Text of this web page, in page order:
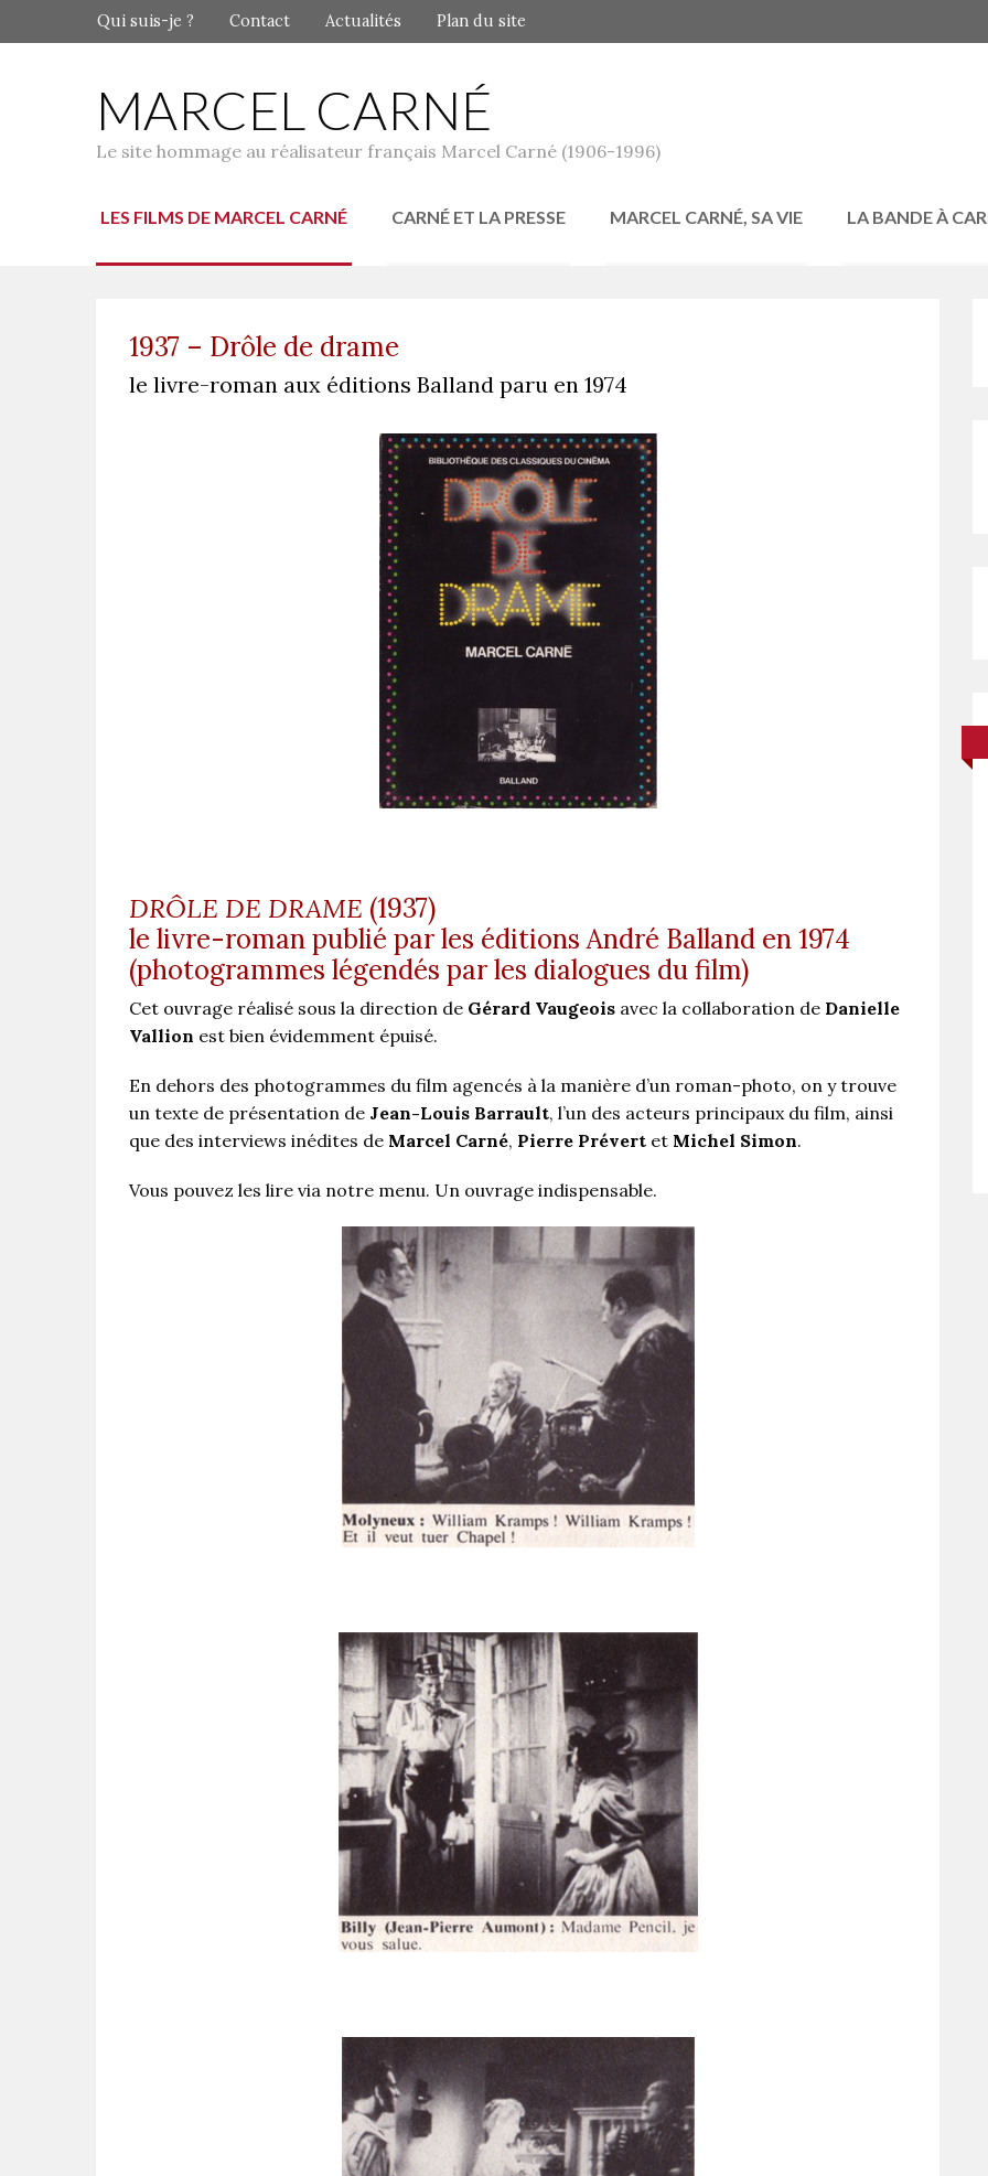
Qui suis-je ? Contact Actualités Plan du site
MARCEL CARNÉ
Le site hommage au réalisateur français Marcel Carné (1906-1996)
LES FILMS DE MARCEL CARNÉ CARNÉ ET LA PRESSE MARCEL CARNÉ, SA VIE LA BANDE À
1937 – Drôle de drame
le livre-roman aux éditions Balland paru en 1974
DRÔLE DE DRAME (1937)
le livre-roman publié par les éditions André Balland en 1974
(photogrammes légendés par les dialogues du film)
Cet ouvrage réalisé sous la direction de Gérard Vaugeois avec la collaboration de Danielle
Vallion est bien évidemment épuisé.
En dehors des photogrammes du film agencés à la manière d’un roman-photo, on y trouve
un texte de présentation de Jean-Louis Barrault, l’un des acteurs principaux du film, ainsi
que des interviews inédites de Marcel Carné, Pierre Prévert et Michel Simon.
Vous pouvez les lire via notre menu. Un ouvrage indispensable.